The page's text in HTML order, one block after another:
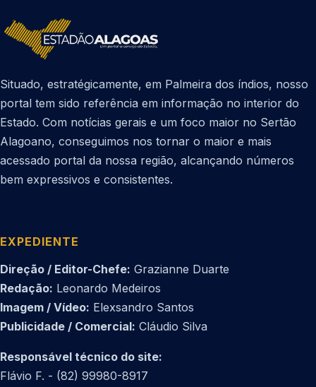
Situado, estratégicamente, em Palmeira dos índios, nosso
portal tem sido referência em informação no interior do
Estado. Com notícias gerais e um foco maior no Sertão
Alagoano, conseguimos nos tornar o maior e mais
acessado portal da nossa região, alcançando números
bem expressivos e consistentes.
EXPEDIENTE
Direção / Editor-Chefe: Grazianne Duarte
Redação: Leonardo Medeiros
Imagem / Vídeo: Elexsandro Santos
Publicidade / Comercial: Cláudio Silva
Responsável técnico do site:
Flávio F. - (82) 99980-8917